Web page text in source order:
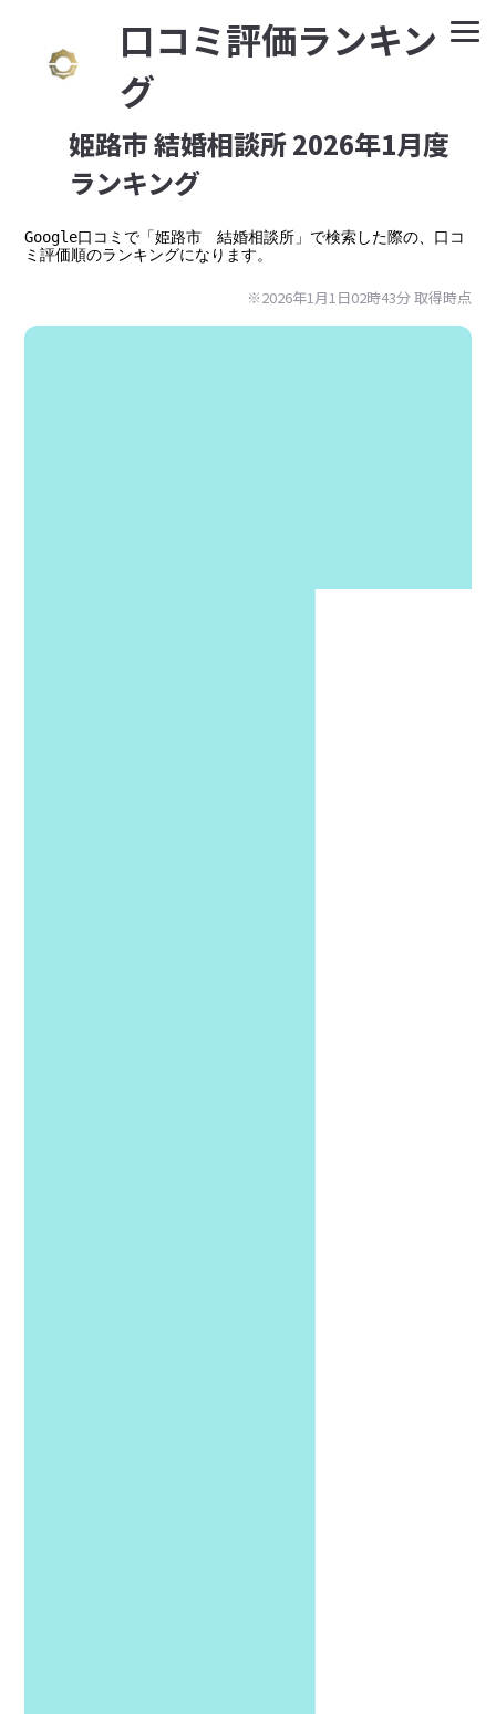
⼝コミ評価ランキン
グ
姫路市 結婚相談所 2026年1月度
ランキング
Google⼝コミで「姫路市　結婚相談所」で検索した際の、口コ
※2026年1月1日02時43分 取得時点